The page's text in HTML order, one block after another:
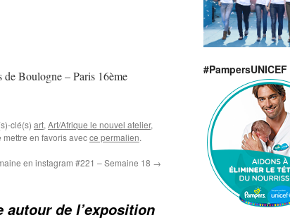
Boulogne – Paris 16ème
clé(s) art, Art/Afrique le nouvel atelier,
mettre en favoris avecce permalien.
en instagram #221 – Semaine 18 →
autour de l’exposition
#PampersUNICEF